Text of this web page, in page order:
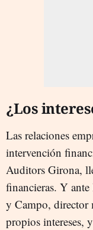
¿Los
Las relaciones
intervención
Auditors Girona,
financieras. Y ante
y Campo, director
propios intereses,